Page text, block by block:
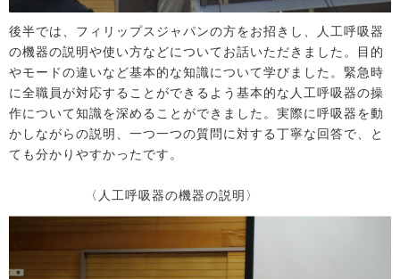
後半では、フィリップスジャパンの方をお招きし、人工呼吸器
の機器の説明や使い方などについてお話いただきました。目的
やモードの違いなど基本的な知識について学びました。緊急時
に全職員が対応することができるよう基本的な人工呼吸器の操
作について知識を深めることができました。実際に呼吸器を動
かしながらの説明、一つ一つの質問に対する丁寧な回答で、と
ても分かりやすかったです。
〈人工呼吸器の機器の説明〉